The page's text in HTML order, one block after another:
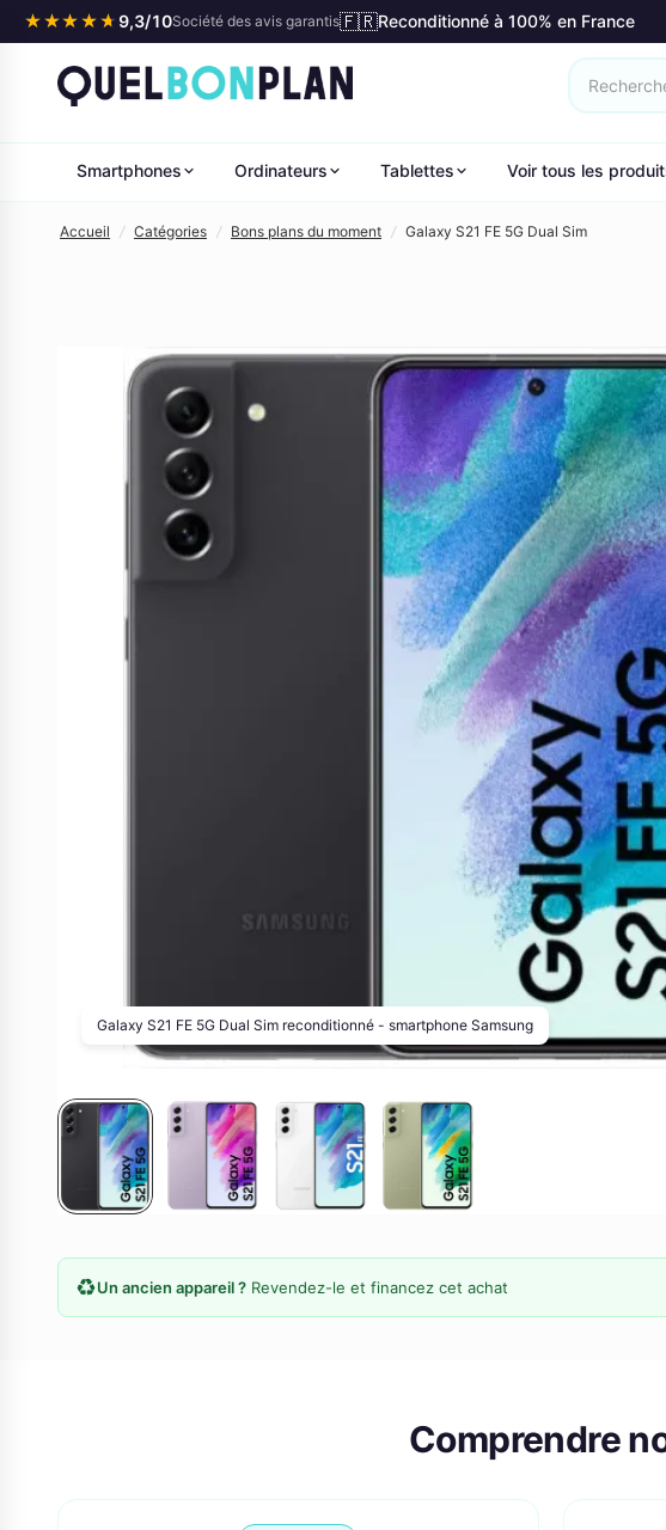
★★★★★
★★★★★ 9,3/10Société des avis garantis🇫🇷Reconditionné à 100% en France
Smartphones Ordinateurs Tablettes Voir tous les
Accueil / Catégories / Bons plans du moment / Galaxy S21 FE 5G Dual Sim
Galaxy S21 FE 5G Dual Sim reconditionné - smartphone Samsung
♻️Un ancien appareil ? Revendez-le et financez cet achat
Comprendre